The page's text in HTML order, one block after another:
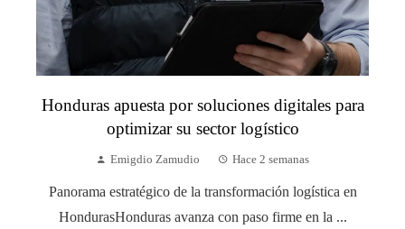
Honduras apuesta por soluciones digitales para
optimizar su sector logístico
Emigdio Zamudio Hace 2 semanas
Panorama estratégico de la transformación logística en
HondurasHonduras avanza con paso firme en la ...